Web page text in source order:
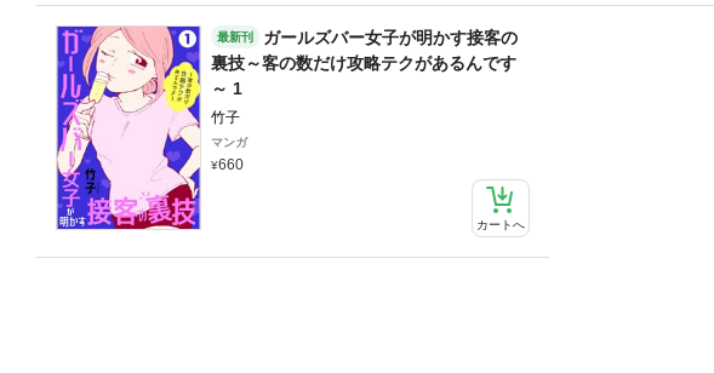
最新刊
ガールズバー女子が明かす接客の
裏技～客の数だけ攻略テクがあるんです
～ 1
竹子
マンガ
660
カートへ